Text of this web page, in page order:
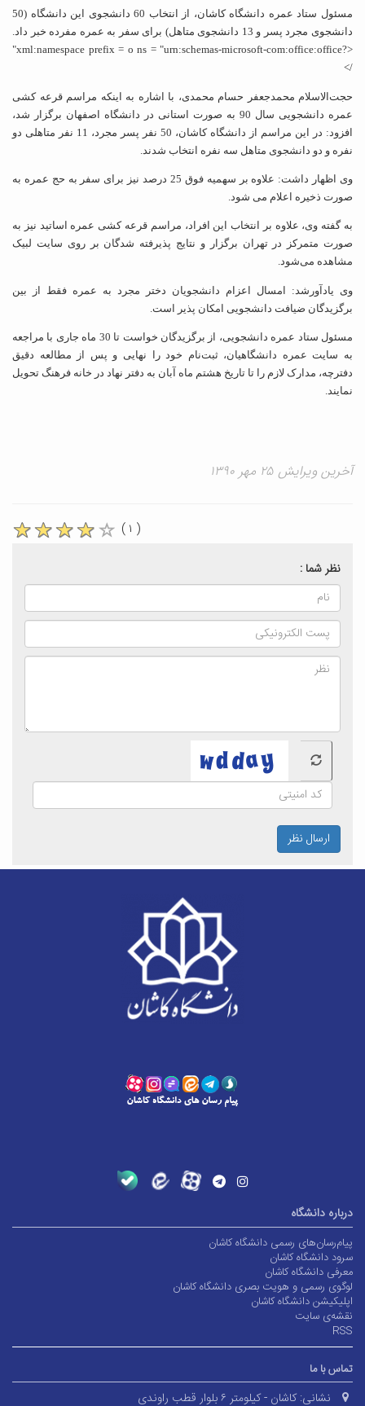
مسئول ستاد عمره دانشگاه کاشان، از انتخاب 60 دانشجوی این دانشگاه (50
دانشجوی مجرد پسر و 13 دانشجوی متاهل) برای سفر به عمره مفرده خبر داد.
<?xml:namespace prefix = o ns = "urn:schemas-microsoft-com:office:office"
/>
حجت‌الاسلام محمدجعفر حسام محمدی، با اشاره به اینکه مراسم قرعه کشی
عمره دانشجویی سال 90 به صورت استانی در دانشگاه اصفهان برگزار شد،
افزود: در این مراسم از دانشگاه کاشان، 50 نفر پسر مجرد، 11 نفر متاهلی دو
نفره و دو دانشجوی متاهل سه نفره انتخاب شدند.
وی اظهار داشت: علاوه بر سهمیه فوق 25 درصد نیز برای سفر به حج عمره به
صورت ذخیره اعلام می شود.
به گفته وی، علاوه بر انتخاب این افراد، مراسم قرعه کشی عمره اساتید نیز به
صورت متمرکز در تهران برگزار و نتایج پذیرفته شدگان بر روی سایت لبیک
مشاهده می‌شود.
وی یادآورشد: امسال اعزام دانشجویان دختر مجرد به عمره فقط از بین
برگزیدگان ضیافت دانشجویی امکان پذیر است.
مسئول ستاد عمره دانشجویی، از برگزیدگان خواست تا 30 ماه جاری با مراجعه
به سایت عمره دانشگاهیان، ثبت‌نام خود را نهایی و پس از مطالعه دقیق
دفترچه، مدارک لازم را تا تاریخ هشتم ماه آبان به دفتر نهاد در خانه فرهنگ تحویل
نمایند.
آخرین ویرایش ۲۵ مهر ۱۳۹۰
( ۱ )
نظر شما :
ارسال نظر
درباره دانشگاه
پیام‌رسان‌های رسمی دانشگاه کاشان
سرود دانشگاه کاشان
معرفی دانشگاه کاشان
لوگوی رسمی و هویت بصری دانشگاه کاشان
اپلیکیشن دانشگاه کاشان
نقشه‌ی سایت
RSS
تماس با ما
نشانی: کاشان - کیلومتر ۶ بلوار قطب راوندی